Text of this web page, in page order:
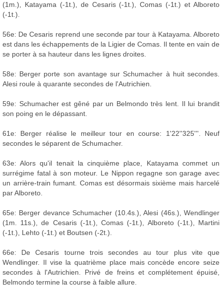
(1m.), Katayama (-1t.), de Cesaris (-1t.), Comas (-1t.) et Alboreto
(-1t.).
56e: De Cesaris reprend une seconde par tour à Katayama. Alboreto
est dans les échappements de la Ligier de Comas. Il tente en vain de
se porter à sa hauteur dans les lignes droites.
58e: Berger porte son avantage sur Schumacher à huit secondes.
Alesi roule à quarante secondes de l'Autrichien.
59e: Schumacher est gêné par un Belmondo très lent. Il lui brandit
son poing en le dépassant.
61e: Berger réalise le meilleur tour en course: 1'22''325'''. Neuf
secondes le séparent de Schumacher.
63e: Alors qu'il tenait la cinquième place, Katayama commet un
surrégime fatal à son moteur. Le Nippon regagne son garage avec
un arrière-train fumant. Comas est désormais sixième mais harcelé
par Alboreto.
65e: Berger devance Schumacher (10.4s.), Alesi (46s.), Wendlinger
(1m. 11s.), de Cesaris (-1t.), Comas (-1t.), Alboreto (-1t.), Martini
(-1t.), Lehto (-1t.) et Boutsen (-2t.).
66e: De Cesaris tourne trois secondes au tour plus vite que
Wendlinger. Il vise la quatrième place mais concède encore seize
secondes à l'Autrichien. Privé de freins et complétement épuisé,
Belmondo termine la course à faible allure.